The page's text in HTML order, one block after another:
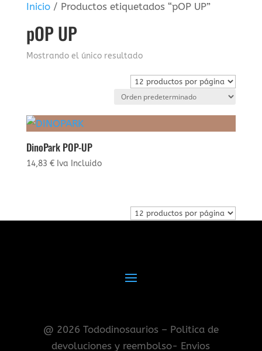
Inicio/ Productos etiquetados “pOP UP”
pOP UP
Mostrando el único resultado
DinoPark POP-UP
14,83 € Iva Incluido
@ 2026 Tododinosaurios – Politica de
devoluciones y reembolso- Envios